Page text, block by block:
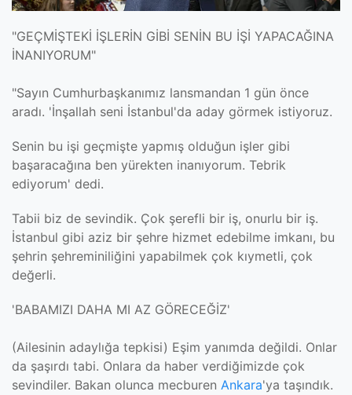
"GEÇMİŞTEKİ İŞLERİN GİBİ SENİN BU İŞİ YAPACAĞINA
İNANIYORUM"
"Sayın Cumhurbaşkanımız lansmandan 1 gün önce
aradı. 'İnşallah seni İstanbul'da aday görmek istiyoruz.
Senin bu işi geçmişte yapmış olduğun işler gibi
başaracağına ben yürekten inanıyorum. Tebrik
ediyorum' dedi.
Tabii biz de sevindik. Çok şerefli bir iş, onurlu bir iş.
İstanbul gibi aziz bir şehre hizmet edebilme imkanı, bu
şehrin şehreminiliğini yapabilmek çok kıymetli, çok
değerli.
'BABAMIZI DAHA MI AZ GÖRECEĞİZ'
(Ailesinin adaylığa tepkisi) Eşim yanımda değildi. Onlar
da şaşırdı tabi. Onlara da haber verdiğimizde çok
sevindiler. Bakan olunca mecburen Ankara'ya taşındık.